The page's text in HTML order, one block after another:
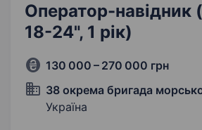
Оператор-навідник
18-24", 1 рік)
130 000 – 270 000 грн
38 окрема бригада
Україна